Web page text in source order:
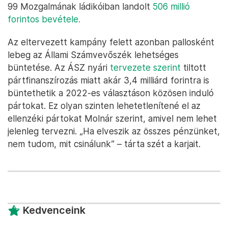
99 Mozgalmának ládikóiban landolt 506 millió
forintos bevétele.
Az eltervezett kampány felett azonban pallosként
lebeg az Állami Számvevőszék lehetséges
büntetése. Az ÁSZ nyári tervezete szerint tiltott
pártfinanszírozás miatt akár 3,4 milliárd forintra is
büntethetik a 2022-es választáson közösen induló
pártokat. Ez olyan szinten lehetetlenítené el az
ellenzéki pártokat Molnár szerint, amivel nem lehet
jelenleg tervezni. „Ha elveszik az összes pénzünket,
nem tudom, mit csinálunk” – tárta szét a karjait.
Kedvenceink